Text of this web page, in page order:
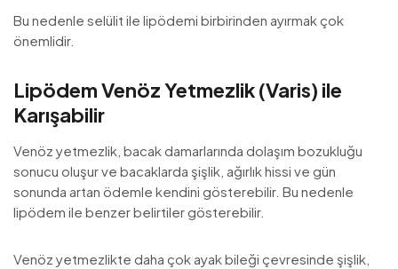
Bu nedenle selülit ile lipödemi birbirinden ayırmak çok
önemlidir.
Lipödem Venöz Yetmezlik (Varis) ile
Karışabilir
Venöz yetmezlik, bacak damarlarında dolaşım bozukluğu
sonucu oluşur ve bacaklarda şişlik, ağırlık hissi ve gün
sonunda artan ödemle kendini gösterebilir. Bu nedenle
lipödem ile benzer belirtiler gösterebilir.
Venöz yetmezlikte daha çok ayak bileği çevresinde şişlik,